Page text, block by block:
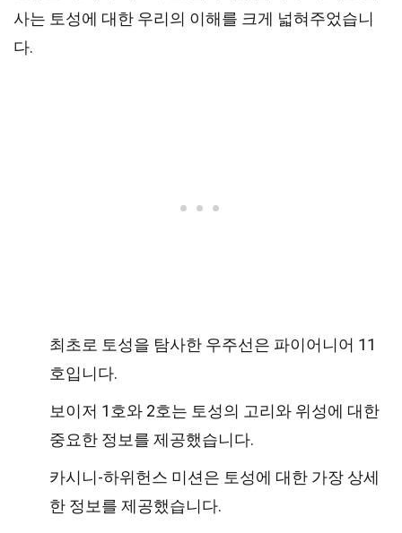
사는 토성에 대한 우리의 이해를 크게 넓혀주었습니
다.
최초로 토성을 탐사한 우주선은 파이어니어 11
호입니다.
보이저 1호와 2호는 토성의 고리와 위성에 대한
중요한 정보를 제공했습니다.
카시니-하위헌스 미션은 토성에 대한 가장 상세
한 정보를 제공했습니다.